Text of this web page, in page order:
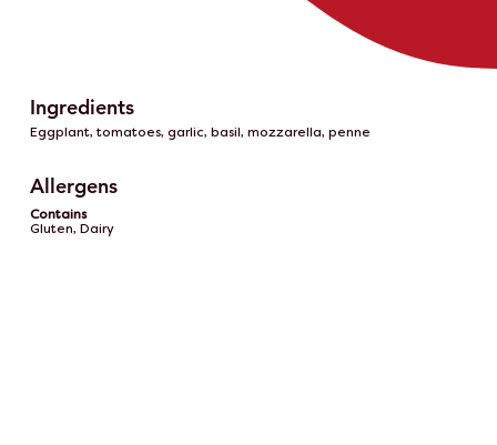
Ingredients
Eggplant, tomatoes, garlic, basil, mozzarella, penne
Allergens
Contains
Gluten, Dairy